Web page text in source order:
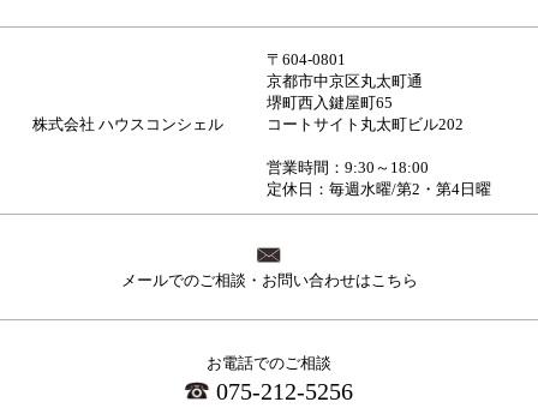
株式会社 ハウスコンシェル
〒604-0801
京都市中京区丸太町通
堺町西入鍵屋町65
コートサイト丸太町ビル202
営業時間：9:30～18:00
定休日：毎週水曜/第2・第4日曜
メールでのご相談・お問い合わせはこちら
お電話でのご相談
075-212-5256